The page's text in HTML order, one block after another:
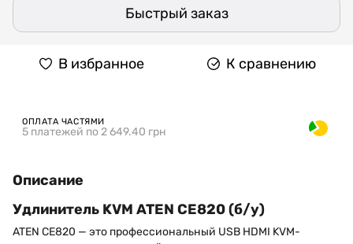
Быстрый заказ
В избранное К сравнению
ОПЛАТА ЧАСТЯМИ
5 платежей по 2 649.40 грн
Описание
Удлинитель KVM ATEN CE820 (б/у)
ATEN CE820 — это профессиональный USB HDMI KVM-